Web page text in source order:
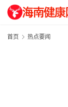
首页 热点要闻